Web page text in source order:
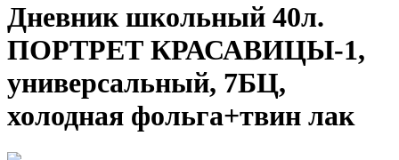
Дневник школьный 40л.
ПОРТРЕТ КРАСАВИЦЫ-1,
универсальный, 7БЦ,
холодная фольга+твин лак